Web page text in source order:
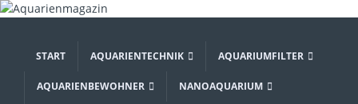
START AQUARIENTECHNIK AQUARIUMFILTER
AQUARIENBEWOHNER NANOAQUARIUM